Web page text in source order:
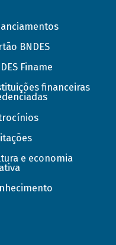
BNDES
Finame
financeiras
e economia